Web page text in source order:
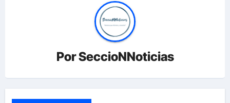
PorSeccioNNoticias